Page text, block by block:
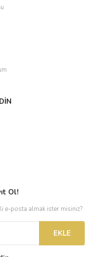
Ol!
e-posta almak ister misiniz?
EKLE